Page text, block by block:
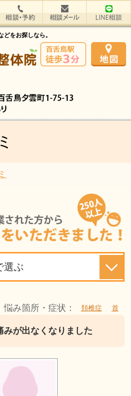
をお探しなら。
選ぶ
悩み箇所・症状： 頚椎症 首
みが出なくなりました